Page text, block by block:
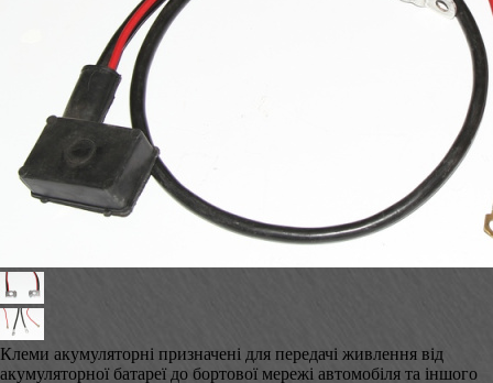
Клеми акумуляторні призначені для передачі живлення від
акумуляторної батареї до бортової мережі автомобіля та іншого